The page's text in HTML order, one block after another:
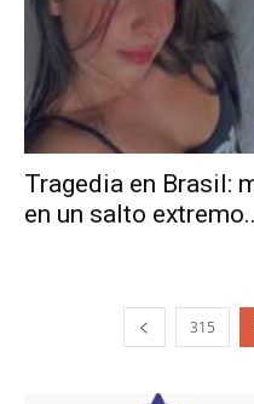
Tragedia en Brasil:
en un salto
315